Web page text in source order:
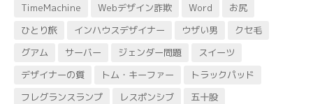
TimeMachine
Webデザイン詐欺 Word
お尻
ひとり旅
インハウスデザイナー ウザい男
クセ毛
グアム
サーバー ジェンダー問題
スイーツ
デザイナーの質
トム・キーファー
トラックパッド
フレグランスランプ
レスポンシブ
五十股